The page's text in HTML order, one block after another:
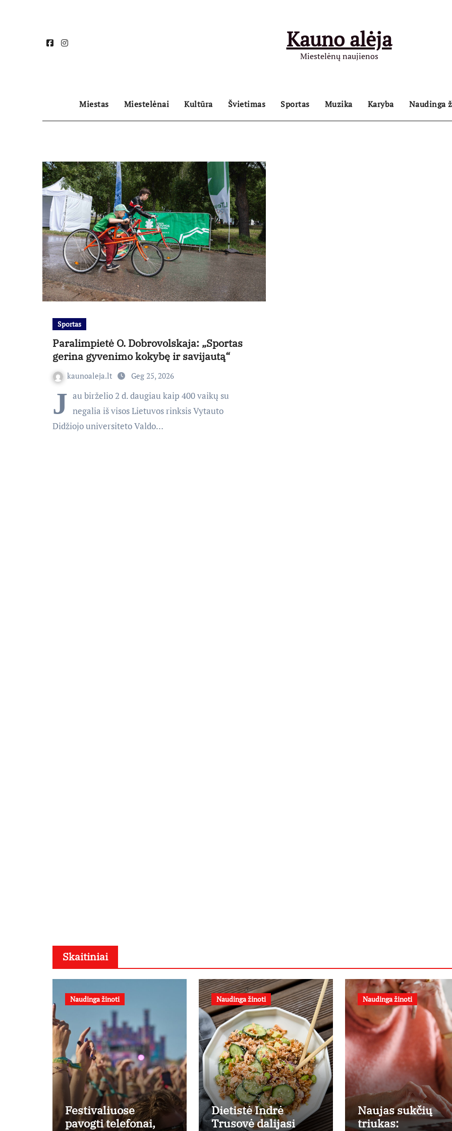
Kauno alėja
Miestelėnų naujienos
Miestas Miestelėnai Kultūra Švietimas Sportas Muzika Karyba Naudinga
Sportas
Paralimpietė O. Dobrovolskaja: „Sportas
gerina gyvenimo kokybę ir savijautą“
kaunoaleja.lt Geg 25, 2026
J au birželio 2 d. daugiau kaip 400 vaikų su
negalia iš visos Lietuvos rinksis Vytauto
Didžiojo universiteto Valdo…
Skaitiniai
Naudinga žinoti
Festivaliuose
pavogti telefonai,
Naudinga žinoti
Dietistė Indrė
Trusovė dalijasi
Naudinga žinoti
Naujas sukčių
triukas: